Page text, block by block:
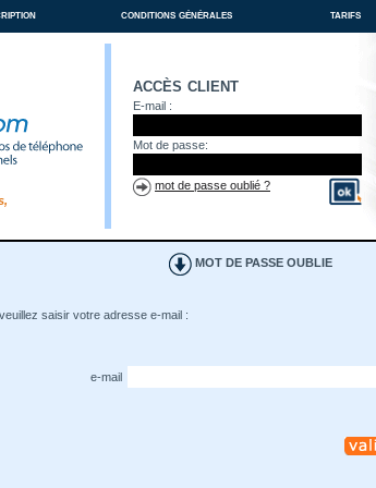
conditions générales tarifs
accès client
E-mail :
Mot de passe:
mot de passe oublié ?
MOT DE PASSE OUBLIE
saisir votre adresse e-mail :
e-mail